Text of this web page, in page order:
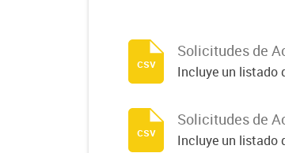
Solicitudes de
Incluye un listado
csv
Solicitudes de
Incluye un listado
csv